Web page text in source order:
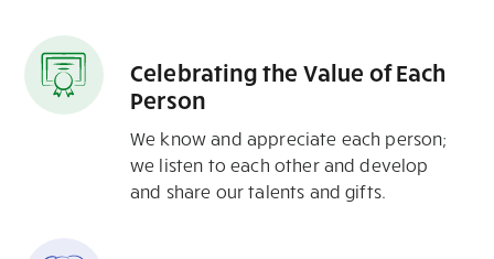
Celebrating the Value of Each
Person
We know and appreciate each person;
we listen to each other and develop
and share our talents and gifts.